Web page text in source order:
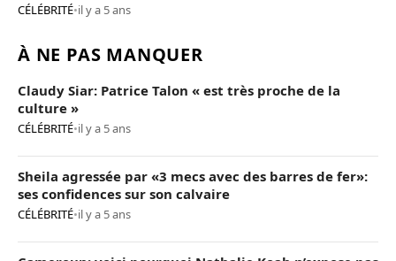
CÉLÉBRITÉ•il y a 5 ans
À NE PAS MANQUER
Claudy Siar: Patrice Talon « est très proche de la
culture »
CÉLÉBRITÉ•il y a 5 ans
Sheila agressée par «3 mecs avec des barres de fer»:
ses confidences sur son calvaire
CÉLÉBRITÉ•il y a 5 ans